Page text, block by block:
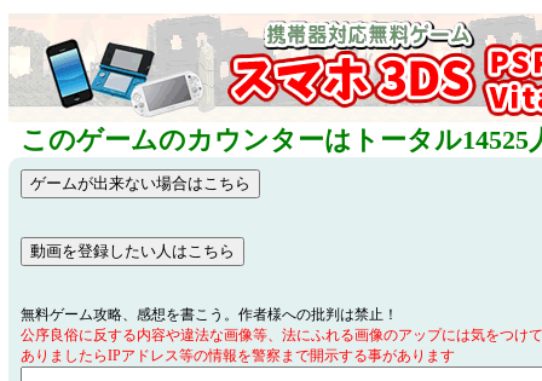
このゲームのカウンターはトータル14525
無料ゲーム攻略、感想を書こう。作者様への批判は禁止！
公序良俗に反する内容や違法な画像等、法にふれる画像のアップには気をつけ
ありましたらIPアドレス等の情報を警察まで開示する事があります